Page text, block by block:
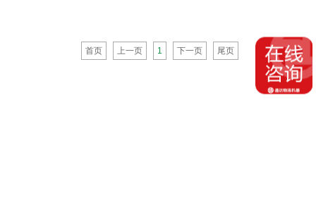
首页 上一页 1 下一页 尾页